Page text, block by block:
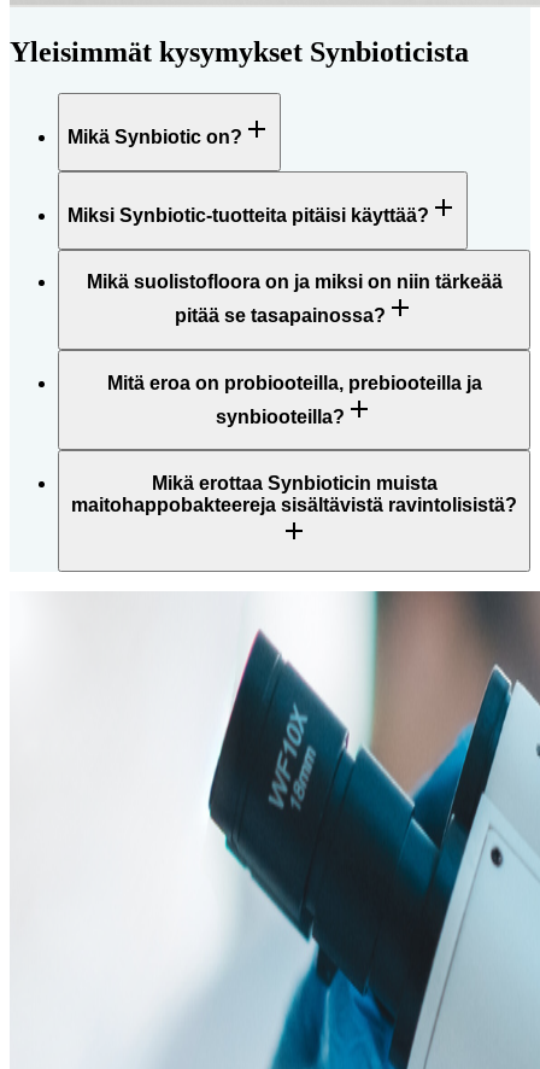
Yleisimmät kysymykset Synbioticista
Mikä Synbiotic on?
Miksi Synbiotic-tuotteita pitäisi käyttää?
Mikä suolistofloora on ja miksi on niin tärkeää
pitää se tasapainossa?
Mitä eroa on probiooteilla, prebiooteilla ja
synbiooteilla?
Mikä erottaa Synbioticin muista
maitohappobakteereja sisältävistä ravintolisistä?